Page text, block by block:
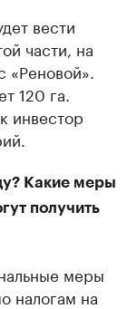
вести
части, на
«Реновой».
120 га.
инвестор
Какие меры
получить
меры
налогам на